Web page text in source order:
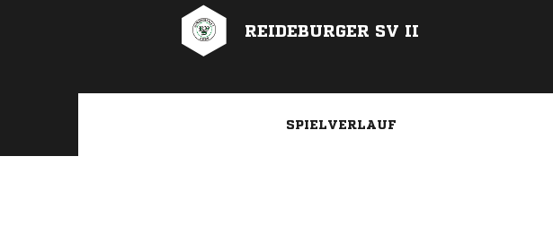
REIDEBURGER SV II
SPIELVERLAUF